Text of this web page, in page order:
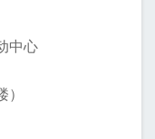
中心
）